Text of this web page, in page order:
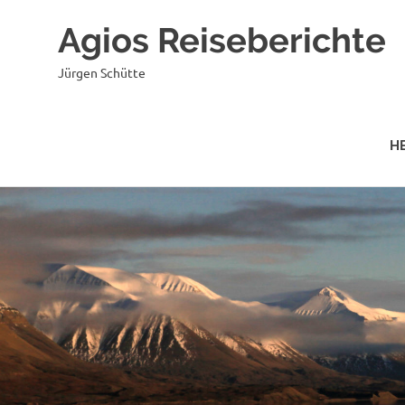
Zum
Inhalt
springen
Agios Reiseberichte
Jürgen Schütte